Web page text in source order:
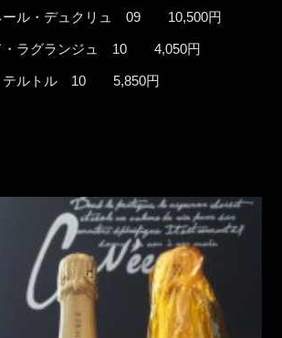
ール・デュクリュ 09 10,500円
・ラグランジュ 10 4,050円
テルトル 10 5,850円